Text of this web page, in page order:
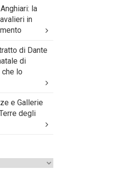
la
in
di Dante
di
che lo
e Gallerie
degli